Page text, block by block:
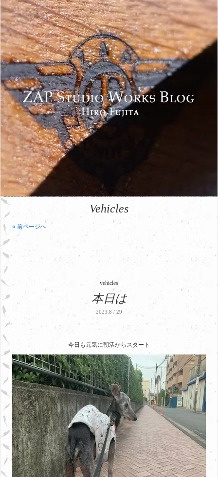
Vehicles
« 前ページへ
vehicles
本日は
2023.8 / 29
今日も元気に朝活からスタート